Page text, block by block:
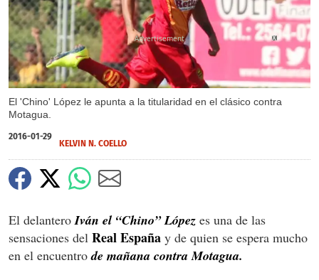
El 'Chino' López le apunta a la titularidad en el clásico contra
Motagua.
X
2016-01-29
KELVIN N. COELLO
El delantero Iván el “Chino” López es una de las
sensaciones del Real España y de quien se espera mucho
en el encuentrode mañana contra Motagua.